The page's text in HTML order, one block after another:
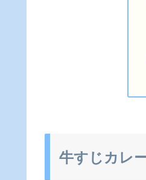
牛すじカレ